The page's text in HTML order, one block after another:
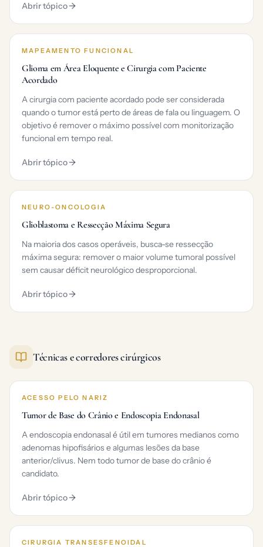
Abrir tópico
MAPEAMENTO FUNCIONAL
Glioma em Área Eloquente e Cirurgia com Paciente
Acordado
A cirurgia com paciente acordado pode ser considerada
quando o tumor está perto de áreas de fala ou linguagem. O
objetivo é remover o máximo possível com monitorização
funcional em tempo real.
Abrir tópico
NEURO-ONCOLOGIA
Glioblastoma e Ressecção Máxima Segura
Na maioria dos casos operáveis, busca-se ressecção
máxima segura: remover o maior volume tumoral possível
sem causar déficit neurológico desproporcional.
Abrir tópico
Técnicas e corredores cirúrgicos
ACESSO PELO NARIZ
Tumor de Base do Crânio e Endoscopia Endonasal
A endoscopia endonasal é útil em tumores medianos como
adenomas hipofisários e algumas lesões da base
anterior/clivus. Nem todo tumor de base do crânio é
candidato.
Abrir tópico
CIRURGIA TRANSESFENOIDAL